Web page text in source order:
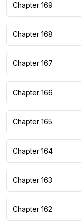
Chapter 169
Chapter 168
Chapter 167
Chapter 166
Chapter 165
Chapter 164
Chapter 163
Chapter 162